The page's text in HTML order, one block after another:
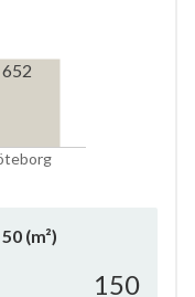
652
50 (m²)
150